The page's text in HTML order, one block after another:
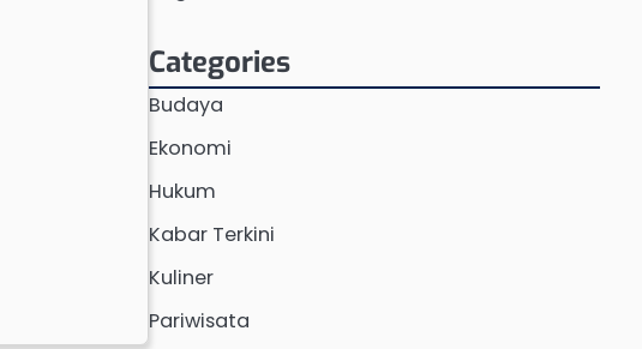
Categories
Budaya
Ekonomi
Hukum
Kabar Terkini
Kuliner
Pariwisata